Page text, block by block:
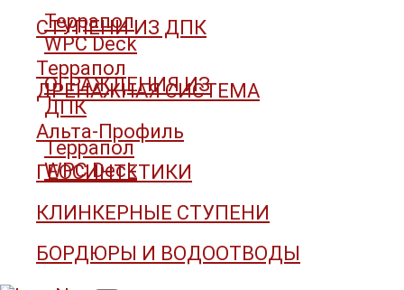
Террапол
WPC Deck
ОГРАЖДЕНИЯ ИЗ
ДПК
Террапол
WPC Deck
СТУПЕНИ ИЗ ДПК
Террапол
ДРЕНАЖНАЯ СИСТЕМА
Альта-Профиль
ГЕОСИНТЕТИКИ
КЛИНКЕРНЫЕ СТУПЕНИ
БОРДЮРЫ И ВОДООТВОДЫ